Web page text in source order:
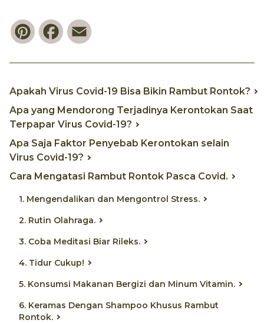
PinterestFacebook
Apakah Virus Covid-19 Bisa Bikin Rambut Rontok?
Apa yang Mendorong Terjadinya Kerontokan Saat
Terpapar Virus Covid-19?
Apa Saja Faktor Penyebab Kerontokan selain
Virus Covid-19?
Cara Mengatasi Rambut Rontok Pasca Covid.
1. Mengendalikan dan Mengontrol Stress.
2. Rutin Olahraga.
3. Coba Meditasi Biar Rileks.
4. Tidur Cukup!
5. Konsumsi Makanan Bergizi dan Minum Vitamin.
6. Keramas Dengan Shampoo Khusus Rambut
Rontok.